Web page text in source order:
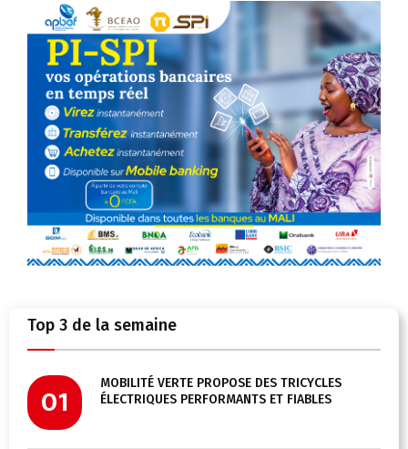
Top 3 de la semaine
01
MOBILITÉ VERTE PROPOSE DES TRICYCLES
ÉLECTRIQUES PERFORMANTS ET FIABLES